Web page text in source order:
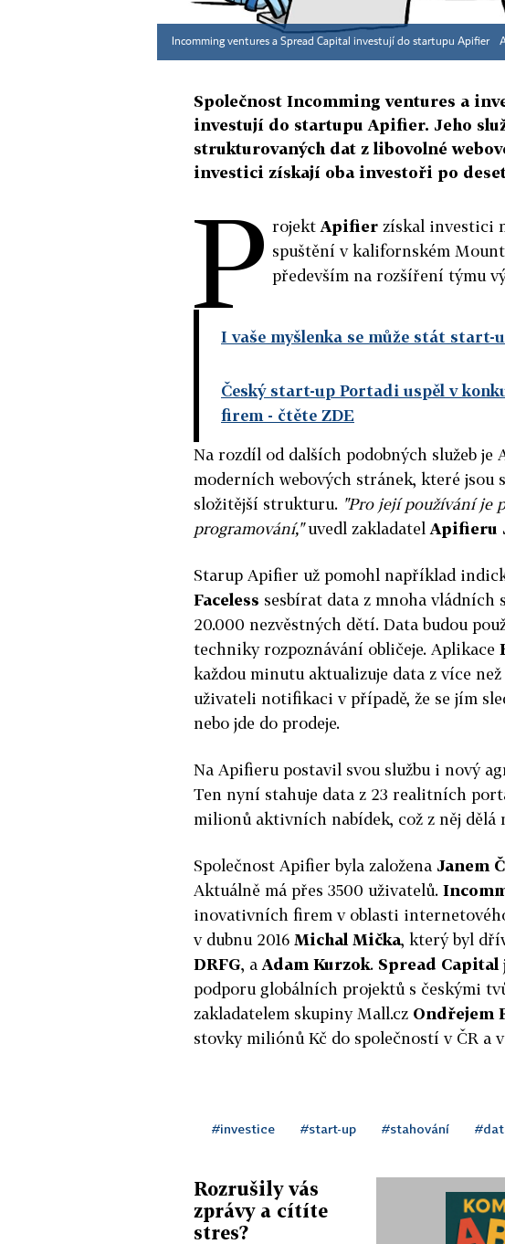
Incomming ventures a Spread Capital investují do startupu Apifier
Společnost Incomming ventures a
investují do startupu Apifier. Jeho
strukturovaných dat z libovolné
investici získají oba investoři po
P rojekt Apifier získal investici
spuštění v kalifornském
především na rozšíření týmu
I vaše myšlenka se může stát start-
Český start-up Portadi uspěl v
firem - čtěte ZDE
Na rozdíl od dalších podobných služeb
moderních webových stránek, které jsou
složitější strukturu. "Pro její používání je
programování,"uvedl zakladatel Apifieru
Starup Apifier už pomohl například
Faceless sesbírat data z mnoha vládních
20.000 nezvěstných dětí. Data budou
techniky rozpoznávání obličeje. Aplikace
každou minutu aktualizuje data z více
uživateli notifikaci v případě, že se jím
nebo jde do prodeje.
Na Apifieru postavil svou službu i nový
Ten nyní stahuje data z 23 realitních
milionů aktivních nabídek, což z něj
Společnost Apifier byla založena Janem
Aktuálně má přes 3500 uživatelů.
inovativních firem v oblasti
v dubnu 2016 Michal Mička, který byl
DRFG, a Adam Kurzok. Spread Capital
podporu globálních projektů s českými
zakladatelem skupiny Mall.cz Ondřejem
stovky miliónů Kč do společností v ČR a
#investice #start-up #stahování
Rozrušily vás
zprávy a cítíte
stres?